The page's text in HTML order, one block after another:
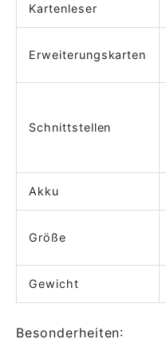
Kartenleser
Erweiterungskarten
Schnittstellen
Akku
Größe
Gewicht
Besonderheiten: